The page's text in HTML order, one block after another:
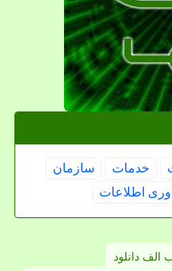
خدمات
سازمان
اطلاعات
الف دانلود